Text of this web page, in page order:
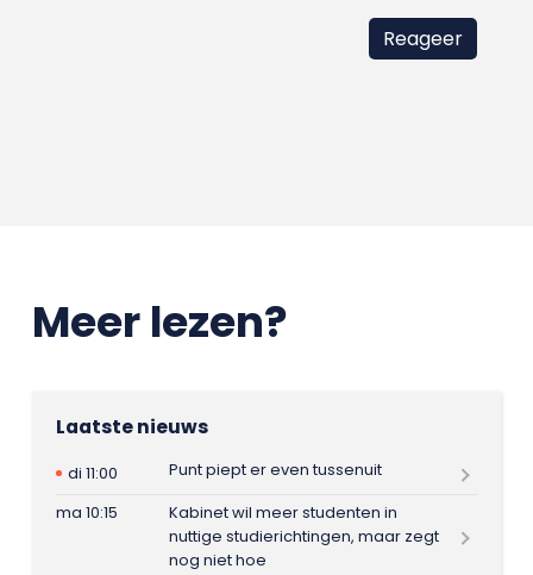
Meer lezen?
Laatste nieuws
di 11:00
Punt piept er even tussenuit
ma 10:15
Kabinet wil meer studenten in
nuttige studierichtingen, maar zegt
nog niet hoe